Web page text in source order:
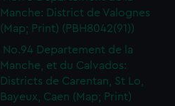
Manche: District de Valognes
(Map; Print) (PBH8042(91))
No.94 Departement de la
Manche, et du Calvados:
Districts de Carentan, St Lo,
Bayeux, Caen (Map; Print)